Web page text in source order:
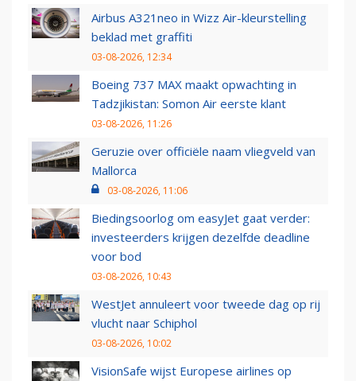
Airbus A321neo in Wizz Air-kleurstelling
beklad met graffiti
03-08-2026, 12:34
Boeing 737 MAX maakt opwachting in
Tadzjikistan: Somon Air eerste klant
03-08-2026, 11:26
Geruzie over officiële naam vliegveld van
Mallorca
03-08-2026, 11:06
Biedingsoorlog om easyJet gaat verder:
investeerders krijgen dezelfde deadline
voor bod
03-08-2026, 10:43
WestJet annuleert voor tweede dag op rij
vlucht naar Schiphol
03-08-2026, 10:02
VisionSafe wijst Europese airlines op